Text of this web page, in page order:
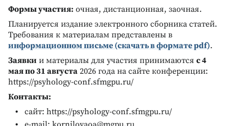
Формы участия: очная, дистанционная, заочная.
Планируется издание электронного сборника статей.
Требования к материалам представлены в
информационном письме (скачать в формате pdf).
Заявки и материалы для участия принимаются c 4
мая по 31 августа 2026 года на сайте конференции:
https://psyhology-conf.sfmgpu.ru/
Контакты:
сайт: https://psyhology-conf.sfmgpu.ru/